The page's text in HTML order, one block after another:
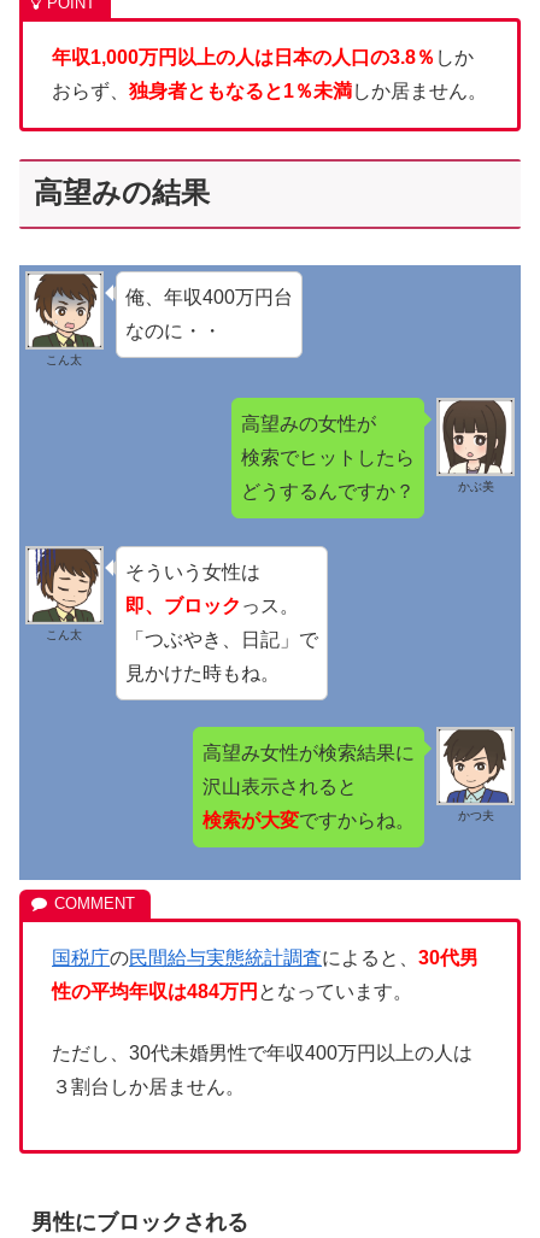
年収1,000万円以上の人は日本の人口の3.8％ しか
おらず、 独身者ともなると1％未満しか居ません。
高望みの結果
こん太
俺、年収400万円台
なのに・・
かぶ美
高望みの女性が
検索でヒットしたら
どうするんですか？
こん太
そういう女性は
即、ブロック っス。
「つぶやき、日記」で
見かけた時もね。
かつ夫
高望み女性が検索結果に
沢山表示されると
検索が大変ですからね。
国税庁の民間給与実態統計調査によると、 30代男
性の平均年収は484万円 となっています。
ただし、30代未婚男性で年収400万円以上の人は
３割台しか居ません。
男性にブロックされる